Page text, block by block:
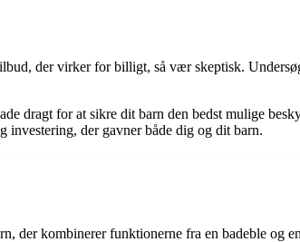
der virker for billigt, så vær skeptisk.
dragt for at sikre dit barn den bedst mulige
der gavner både dig og dit barn.
der kombinerer funktionerne fra en badeble og